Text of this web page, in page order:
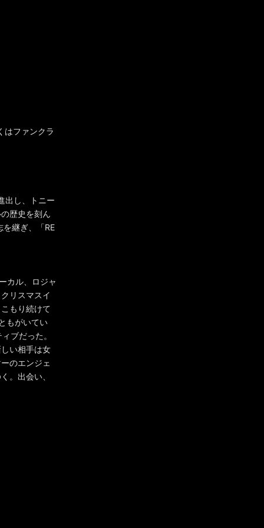
はファンクラ
出し、トニー
歴史を刻ん
継ぎ、「RE
カル、ロジャ
リスマスイ
もり続けて
もがいてい
ブだった。
い相手は女
のエンジェ
。出会い、